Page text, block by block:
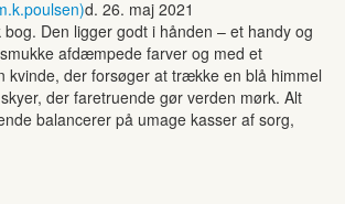
d. 26. maj 2021
bog. Den ligger godt i hånden – et handy og
afdæmpede farver og med et
kvinde, der forsøger at trække en blå himmel
der faretruende gør verden mørk. Alt
balancerer på umage kasser af sorg,